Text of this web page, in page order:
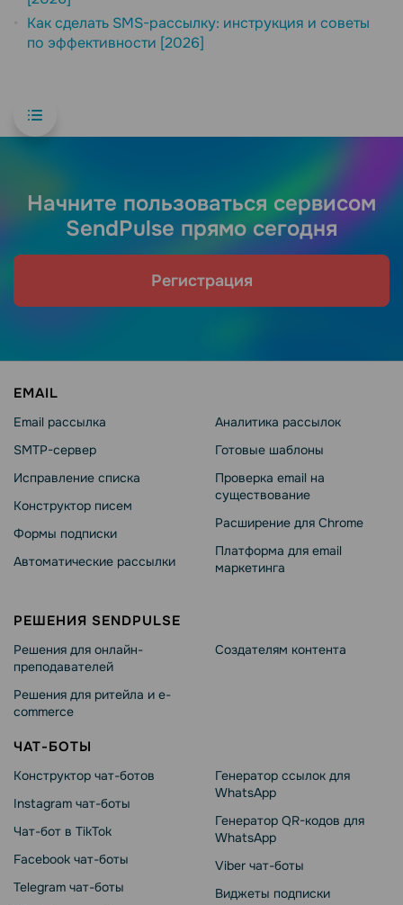
Как сделать SMS-рассылку: инструкция и советы
по эффективности [2026]
Начните пользоваться сервисом
SendPulse прямо сегодня
Регистрация
EMAIL
Email рассылка
SMTP-сервер
Исправление списка
Конструктор писем
Формы подписки
Автоматические рассылки
Аналитика рассылок
Готовые шаблоны
Проверка email на
существование
Расширение для Chrome
Платформа для email
маркетинга
РЕШЕНИЯ SENDPULSE
Решения для онлайн-
преподавателей
Решения для ритейла и e-
commerce
Создателям контента
ЧАТ-БОТЫ
Конструктор чат-ботов
Instagram чат-боты
Чат-бот в TikTok
Facebook чат-боты
Telegram чат-боты
Генератор ссылок для
WhatsApp
Генератор QR-кодов для
WhatsApp
Viber чат-боты
Виджеты подписки